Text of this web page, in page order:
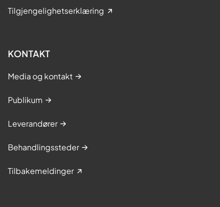
Tilgjengelighetserklæring
KONTAKT
Media og kontakt
Publikum
Leverandører
Behandlingssteder
Tilbakemeldinger